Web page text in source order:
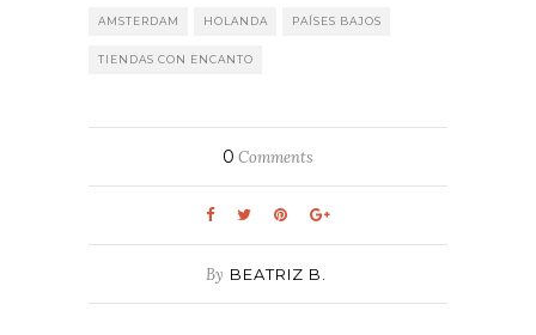
AMSTERDAM HOLANDA PAÍSES BAJOS
TIENDAS CON ENCANTO
0 Comments
By BEATRIZ B.